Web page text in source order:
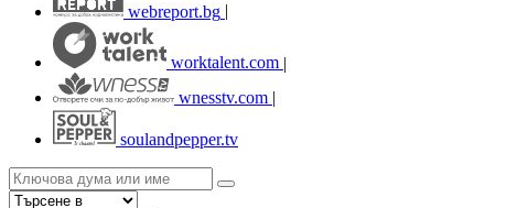
webreport.bg
worktalent.com |
wnesstv.com |
soulandpepper.tv